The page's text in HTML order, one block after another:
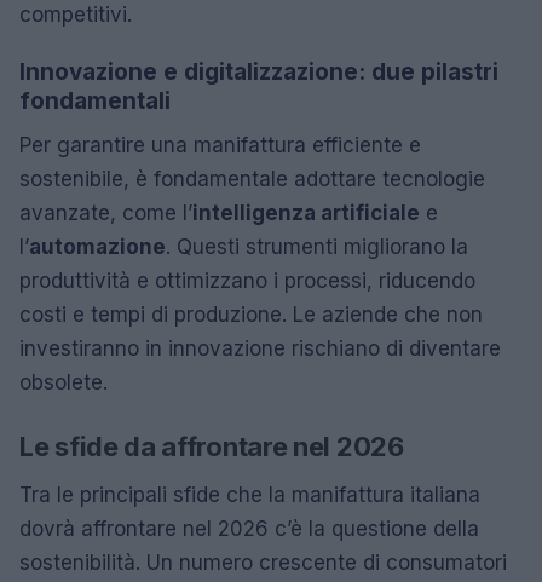
competitivi.
Innovazione e digitalizzazione: due pilastri
fondamentali
Per garantire una manifattura efficiente e
sostenibile, è fondamentale adottare tecnologie
avanzate, come l’intelligenza artificiale e
l’automazione. Questi strumenti migliorano la
produttività e ottimizzano i processi, riducendo
costi e tempi di produzione. Le aziende che non
investiranno in innovazione rischiano di diventare
obsolete.
Le sfide da affrontare nel 2026
Tra le principali sfide che la manifattura italiana
dovrà affrontare nel 2026 c’è la questione della
sostenibilità. Un numero crescente di consumatori